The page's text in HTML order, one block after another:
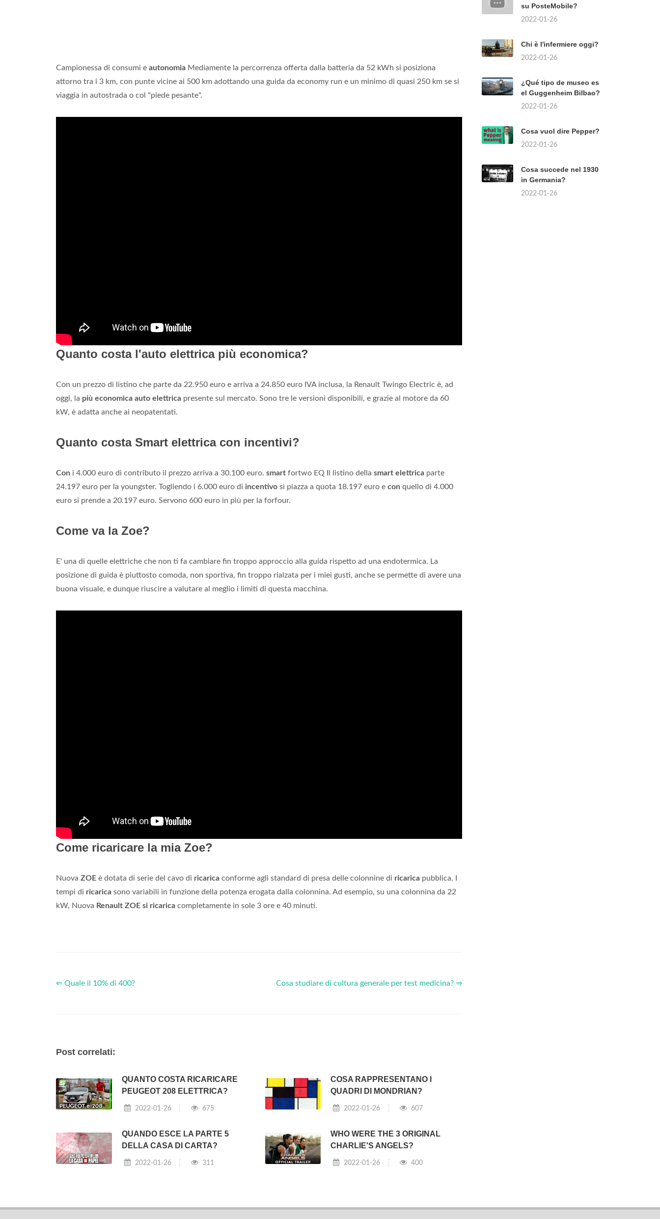
Campionessa di consumi e autonomia Mediamente la percorrenza offerta dalla batteria da 52 kWh si posiziona
attorno tra i 3 km, con punte vicine ai 500 km adottando una guida da economy run e un minimo di quasi 250 km se si
viaggia in autostrada o col "piede pesante".
Quanto costa l'auto elettrica più economica?
Con un prezzo di listino che parte da 22.950 euro e arriva a 24.850 euro IVA inclusa, la Renault Twingo Electric è, ad
oggi, la più economica auto elettrica presente sul mercato. Sono tre le versioni disponibili, e grazie al motore da 60
kW, è adatta anche ai neopatentati.
Quanto costa Smart elettrica con incentivi?
Con i 4.000 euro di contributo il prezzo arriva a 30.100 euro. smart fortwo EQ Il listino della smart elettrica parte
24.197 euro per la youngster. Togliendo i 6.000 euro di incentivo si piazza a quota 18.197 euro e con quello di 4.000
euro si prende a 20.197 euro. Servono 600 euro in più per la forfour.
Come va la Zoe?
E' una di quelle elettriche che non ti fa cambiare fin troppo approccio alla guida rispetto ad una endotermica. La
posizione di guida è piuttosto comoda, non sportiva, fin troppo rialzata per i miei gusti, anche se permette di avere una
buona visuale, e dunque riuscire a valutare al meglio i limiti di questa macchina.
Come ricaricare la mia Zoe?
Nuova ZOE è dotata di serie del cavo di ricarica conforme agli standard di presa delle colonnine di ricarica pubblica. I
tempi di ricarica sono variabili in funzione della potenza erogata dalla colonnina. Ad esempio, su una colonnina da 22
kW, Nuova Renault ZOE si ricarica completamente in sole 3 ore e 40 minuti.
⇐ Quale il 10% di 400? Cosa studiare di cultura generale per test medicina? ⇒
Post correlati:
QUANTO COSTA RICARICARE
PEUGEOT 208 ELETTRICA?
2022-01-26 675
COSA RAPPRESENTANO I
QUADRI DI MONDRIAN?
2022-01-26 607
QUANDO ESCE LA PARTE 5
DELLA CASA DI CARTA?
2022-01-26 311
WHO WERE THE 3 ORIGINAL
CHARLIE'S ANGELS?
2022-01-26 400
su PosteMobile?
2022-01-26
Chi è l'infermiere oggi?
2022-01-26
¿Qué tipo de museo es
el Guggenheim Bilbao?
2022-01-26
Cosa vuol dire Pepper?
2022-01-26
Cosa succede nel 1930
in Germania?
2022-01-26